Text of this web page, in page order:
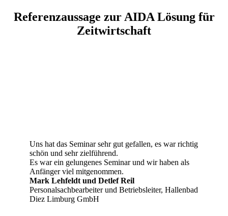
Referenzaussage zur AIDA Lösung für
Zeitwirtschaft
Uns hat das Seminar sehr gut gefallen, es war richtig
schön und sehr zielführend.
Es war ein gelungenes Seminar und wir haben als
Anfänger viel mitgenommen.
Mark Lehfeldt und Detlef Reil
Personalsachbearbeiter und Betriebsleiter, Hallenbad
Diez Limburg GmbH